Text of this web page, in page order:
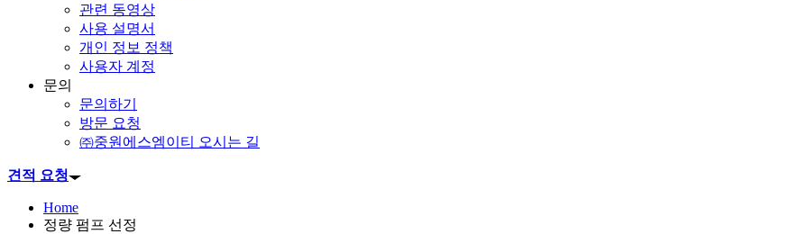
관련 동영상
사용 설명서
개인 정보 정책
사용자 계정
문의
문의하기
방문 요청
㈜중원에스엠이티 오시는 길
견적 요청
Home
정량 펌프 선정